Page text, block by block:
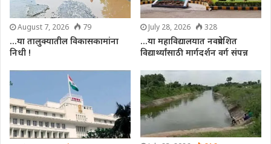
August 7, 2026 79
…या तालुक्यातील विकासकामांना
निधी !
July 28, 2026 328
…या महाविद्यालयात नवप्रवेशित
विद्यार्थ्यांसाठी मार्गदर्शन वर्ग संपन्न